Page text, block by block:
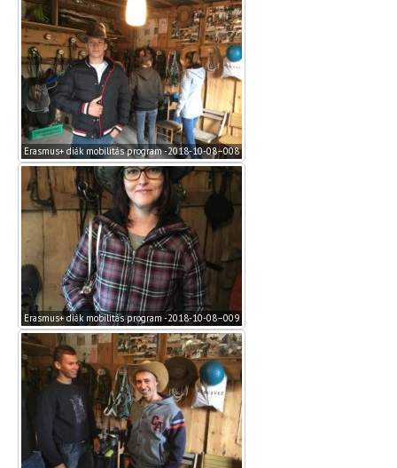
Erasmus+ diák mobilitás program -2018-10-08–008
Erasmus+ diák mobilitás program -2018-10-08–009